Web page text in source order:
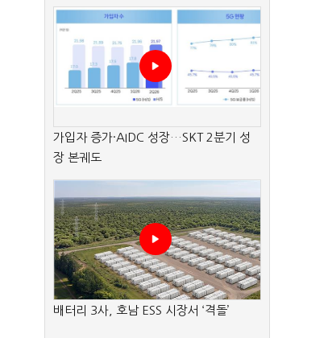
가입자 증가·AIDC 성장…SKT 2분기 성
장 본궤도
배터리 3사, 호남 ESS 시장서 ‘격돌’